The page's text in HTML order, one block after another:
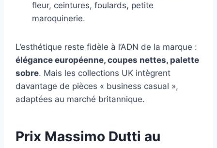
fleur, ceintures, foulards, petite
maroquinerie.
L’esthétique reste fidèle à l’ADN de la marque :
élégance européenne, coupes nettes, palette
sobre. Mais les collections UK intègrent
davantage de pièces « business casual »,
adaptées au marché britannique.
Prix Massimo Dutti au